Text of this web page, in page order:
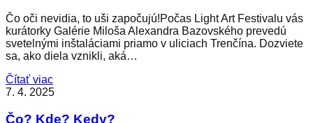
Čo oči nevidia, to uši započujú!Počas Light Art Festivalu vás
kurátorky Galérie Miloša Alexandra Bazovského prevedú
svetelnými inštaláciami priamo v uliciach Trenčína. Dozviete
sa, ako diela vznikli, aká…
Čítať viac
7. 4. 2025
Čo? Kde? Kedy?